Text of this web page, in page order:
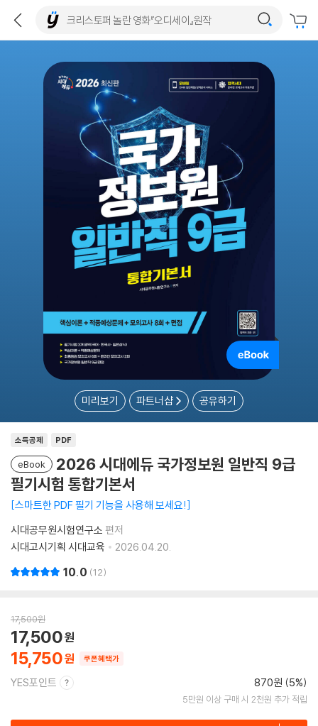
미리보기 파트너샵 공유하기
소득공제 PDF
eBook
2026 시대에듀 국가정보원 일반직 9급
필기시험 통합기본서
스마트한 PDF 필기 기능을 사용해 보세요!
시대공무원시험연구소 편저
시대고시기획 시대교육
2026.04.20.
10.0 12
17,500원
15,750
17,500
쿠폰혜택가
YES포인트 870원 (5%)
5만원 이상 구매 시 2천원 추가 적립